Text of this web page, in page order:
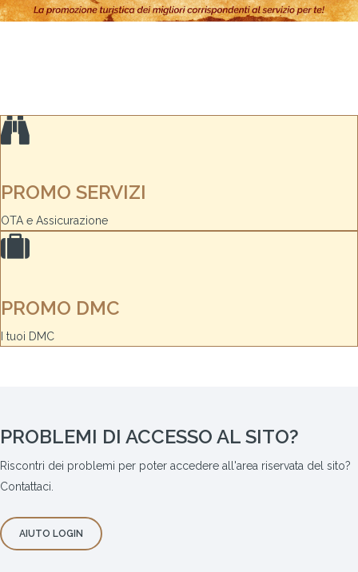
PROMO SERVIZI
OTA e Assicurazione
PROMO DMC
I tuoi DMC
PROBLEMI DI ACCESSO AL SITO?
Riscontri dei problemi per poter accedere all'area riservata del sito?
Contattaci.
AIUTO LOGIN